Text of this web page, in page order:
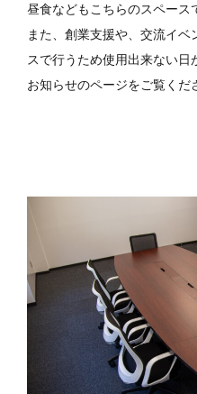
昼食などもこちらのスペース
また、創業支援や、交流イ
スで行うため使用出来ない
お知らせのページをご覧くだ